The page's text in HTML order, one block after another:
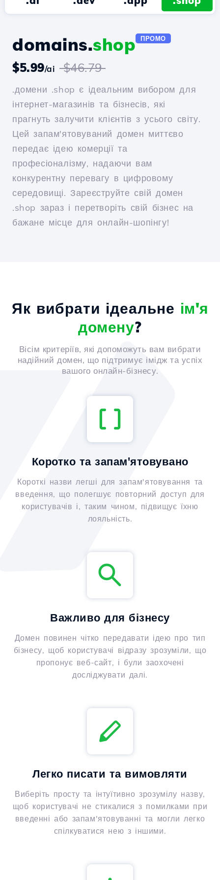
domains.shop ПРОМО
$5.99/ai $46.79
.домени .shop є ідеальним вибором для
інтернет-магазинів та бізнесів, які
прагнуть залучити клієнтів з усього світу.
Цей запам'ятовуваний домен миттєво
передає ідею комерції та
професіоналізму, надаючи вам
конкурентну перевагу в цифровому
середовищі. Зареєструйте свій домен
.shop зараз і перетворіть свій бізнес на
бажане місце для онлайн-шопінгу!
Як вибрати ідеальне ім'я
домену?
Вісім критеріїв, які допоможуть вам вибрати
надійний домен, що підтримує імідж та успіх
вашого онлайн-бізнесу.
Коротко та запам'ятовувано
Короткі назви легші для запам'ятовування та
введення, що полегшує повторний доступ для
користувачів і, таким чином, підвищує їхню
лояльність.
Важливо для бізнесу
Домен повинен чітко передавати ідею про тип
бізнесу, щоб користувачі відразу зрозуміли, що
пропонує веб-сайт, і були заохочені
досліджувати далі.
Легко писати та вимовляти
Виберіть просту та інтуїтивно зрозумілу назву,
щоб користувачі не стикалися з помилками при
введенні або запам'ятовуванні та могли легко
спілкуватися нею з іншими.